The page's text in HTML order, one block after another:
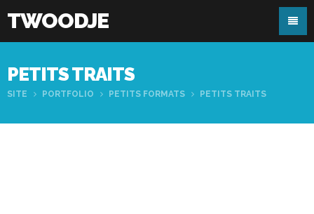
TWOODJE
PETITS TRAITS
SITE PORTFOLIO PETITS FORMATS PETITS TRAITS